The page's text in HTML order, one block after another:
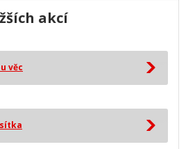
akcí
věc